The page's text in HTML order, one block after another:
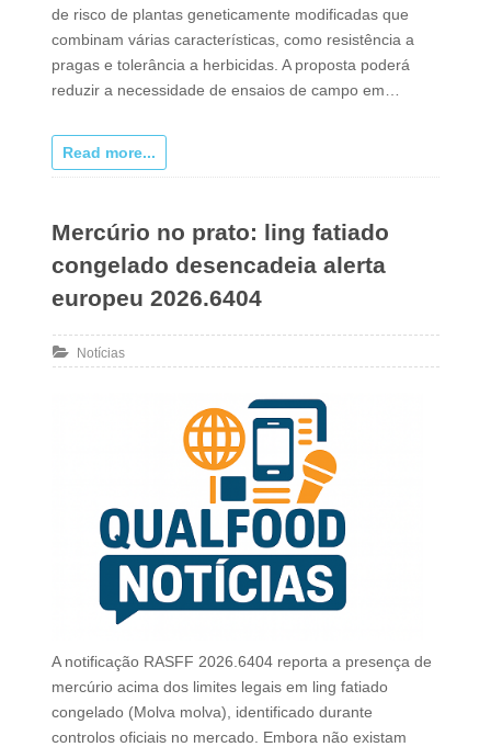
de risco de plantas geneticamente modificadas que
combinam várias características, como resistência a
pragas e tolerância a herbicidas. A proposta poderá
reduzir a necessidade de ensaios de campo em…
Read more...
Mercúrio no prato: ling fatiado
congelado desencadeia alerta
europeu 2026.6404
Notícias
A notificação RASFF 2026.6404 reporta a presença de
mercúrio acima dos limites legais em ling fatiado
congelado (Molva molva), identificado durante
controlos oficiais no mercado. Embora não existam